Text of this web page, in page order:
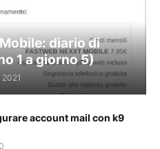
diario di
1 a giorno 5)
account mail con k9